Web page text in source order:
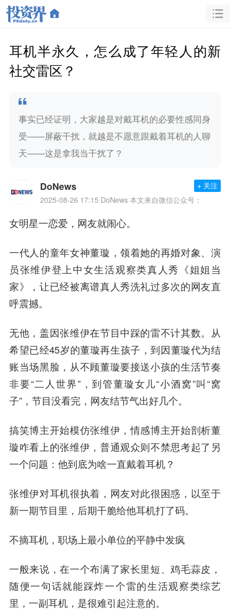
耳机半永久，怎么成了年轻人的新
社交雷区？
事实已经证明，大家越是对戴耳机的必要性感同身
受——屏蔽干扰，就越是不愿意跟戴着耳机的人聊
天——这是拿我当干扰了？
DoNews
2025-08-26 17:15 DoNews 本文来自微信公众号：
+ 关注
女明星一恋爱，网友就闹心。
一代人的童年女神董璇，领着她的再婚对象、演
员张维伊登上中女生活观察类真人秀《姐姐当
家》，让已经被离谱真人秀洗礼过多次的网友直
呼震撼。
无他，盖因张维伊在节目中踩的雷不计其数。从
希望已经45岁的董璇再生孩子，到因董璇代为结
账当场黑脸，从不顾董璇要接送小孩的生活节奏
非要“二人世界”，到管董璇女儿“小酒窝”叫“窝
子”，节目没看完，网友结节气出好几个。
搞笑博主开始模仿张维伊，情感博主开始剖析董
璇咋看上的张维伊，普通观众则不禁思考起了另
一个问题： 他到底为啥一直戴着耳机？
张维伊对耳机很执着，网友对此很困惑，以至于
新一期节目里，后期干脆给他耳机打了码。
不摘耳机，职场上最小单位的平静中发疯
一般来说，在一个布满了家长里短、鸡毛蒜皮，
随便一句话就能踩炸一个雷的生活观察类综艺
里，一副耳机，是很难引起注意的。